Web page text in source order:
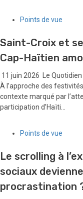
Points de vue
Saint-Croix et
Cap-Haïtien
11 juin 2026
Le
À l’approche des
contexte marqué par
participation d’Haïti...
Points de vue
Le scrolling à
sociaux
procrastination